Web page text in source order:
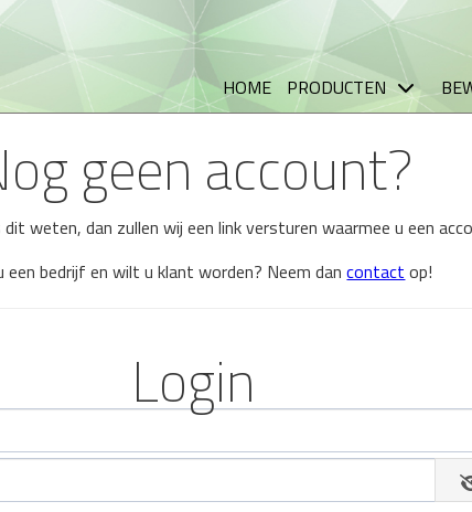
HOME PRODUCTEN
geen account?
weten, dan zullen wij een link versturen waarmee u een
een bedrijf en wilt u klant worden? Neem dancontact op!
Login